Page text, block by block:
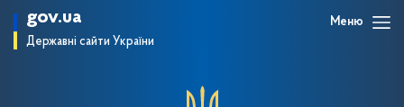
gov.ua
Державні сайти України
Меню